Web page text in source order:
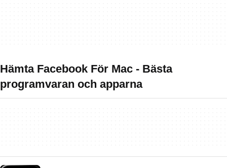
Hämta Facebook För Mac - Bästa
programvaran och apparna